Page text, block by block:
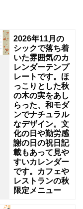
2026年11月の
シックで落ち着
いた雰囲気のカ
レンダーテンプ
レートです。ほ
っこりとした秋
の木の実をあし
らった、和モダ
ンでナチュラル
なデザイン。文
化の日や勤労感
謝の日の祝日記
載もあって見や
すいカレンダー
です。カフェや
レストランの秋
限定メニュー